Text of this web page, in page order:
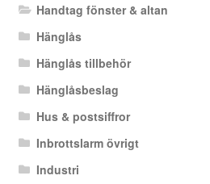
Handtag fönster & altan
Hänglås
Hänglås tillbehör
Hänglåsbeslag
Hus & postsiffror
Inbrottslarm övrigt
Industri